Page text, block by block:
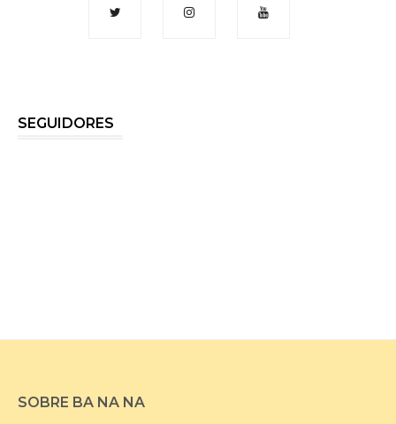
SEGUIDORES
SOBRE BA NA NA